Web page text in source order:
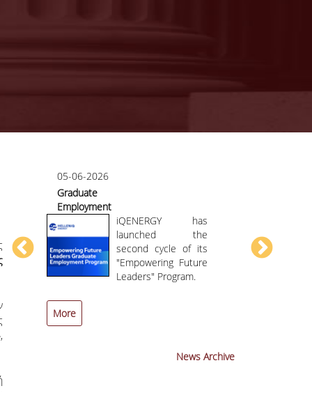
05-06-2026
Graduate
Employment
Program HELLENiQ
ENERGY
iQENERGY has
launched the
second cycle of its
"Empowering Future
Leaders" Program.
More
News Archive